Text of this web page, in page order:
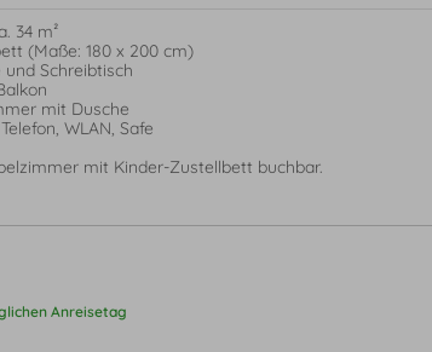
34 m²
(Maße: 180 x 200 cm)
und Schreibtisch
mit Dusche
WLAN, Safe
mit Kinder-Zustellbett buchbar.
Anreisetag